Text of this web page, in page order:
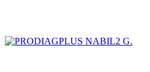
NABIL2 G.